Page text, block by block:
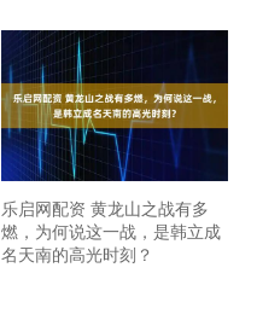
乐启网配资 黄龙山之战有多
燃，为何说这一战，是韩立成
名天南的高光时刻？